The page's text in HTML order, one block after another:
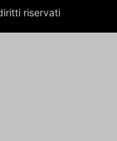
riservati